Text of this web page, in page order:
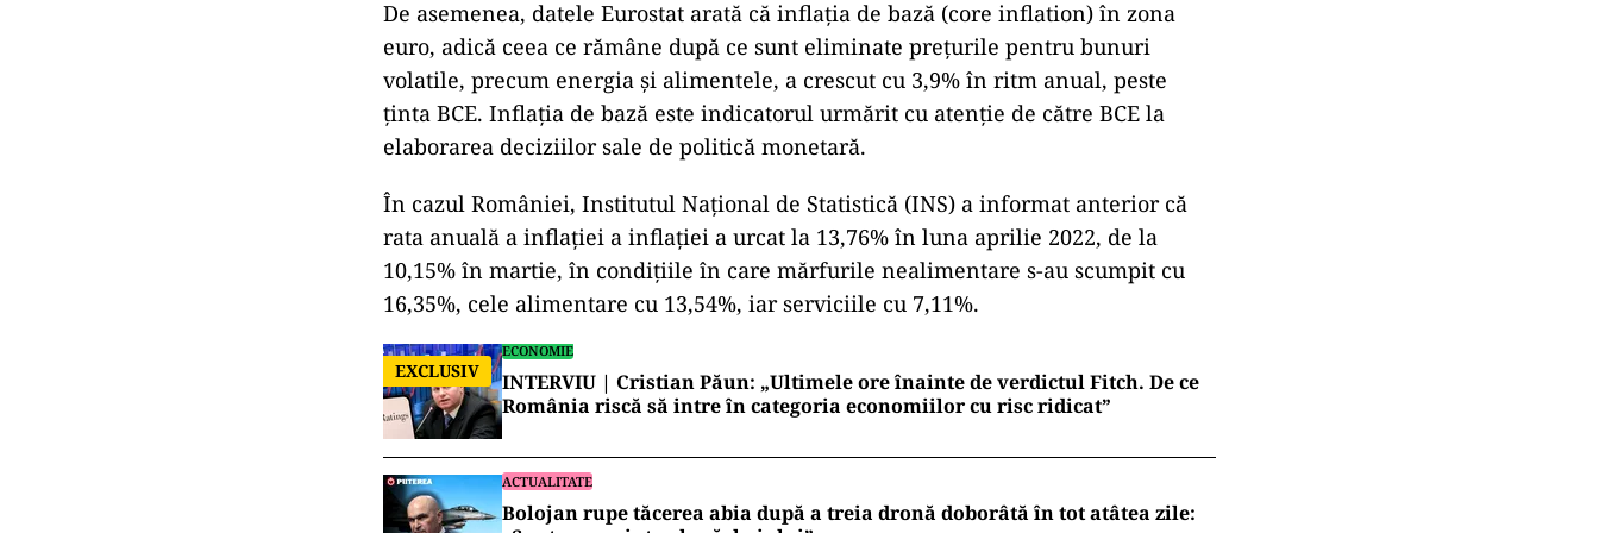
De asemenea, datele Eurostat arată că inflaţia de bază (core inflation) în zona
euro, adică ceea ce rămâne după ce sunt eliminate preţurile pentru bunuri
volatile, precum energia şi alimentele, a crescut cu 3,9% în ritm anual, peste
ţinta BCE. Inflaţia de bază este indicatorul urmărit cu atenţie de către BCE la
elaborarea deciziilor sale de politică monetară.
În cazul României, Institutul Naţional de Statistică (INS) a informat anterior că
rata anuală a inflaţiei a inflaţiei a urcat la 13,76% în luna aprilie 2022, de la
10,15% în martie, în condiţiile în care mărfurile nealimentare s-au scumpit cu
16,35%, cele alimentare cu 13,54%, iar serviciile cu 7,11%.
EXCLUSIV
ECONOMIE
INTERVIU | Cristian Păun: „Ultimele ore înainte de verdictul Fitch. De ce
România riscă să intre în categoria economiilor cu risc ridicat”
ACTUALITATE
Bolojan rupe tăcerea abia după a treia dronă doborâtă în tot atâtea zile: